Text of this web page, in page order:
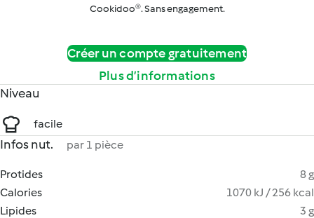
Cookidoo®. Sans engagement.
Créer un compte gratuitement
Plus d’informations
Niveau
facile
Infos nut. par 1 pièce
Protides
8 g
Calories
1070 kJ / 256 kcal
Lipides
3 g